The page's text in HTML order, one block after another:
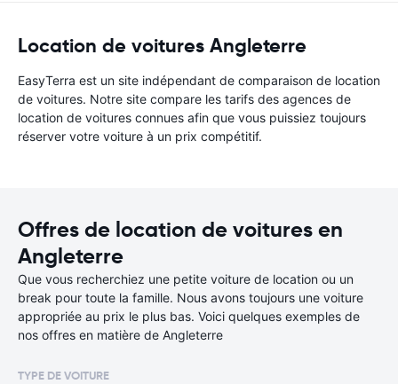
Location de voitures Angleterre
EasyTerra est un site indépendant de comparaison de location
de voitures. Notre site compare les tarifs des agences de
location de voitures connues afin que vous puissiez toujours
réserver votre voiture à un prix compétitif.
Offres de location de voitures en
Angleterre
Que vous recherchiez une petite voiture de location ou un
break pour toute la famille. Nous avons toujours une voiture
appropriée au prix le plus bas. Voici quelques exemples de
nos offres en matière de Angleterre
TYPE DE VOITURE